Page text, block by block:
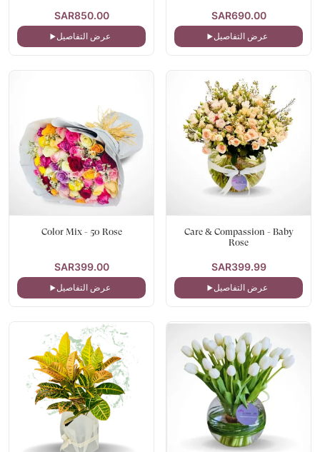
SAR690.00
عرض التفاصيل
SAR850.00
عرض التفاصيل
Care & Compassion - Baby
Rose
SAR399.99
عرض التفاصيل
Color Mix - 50 Rose
SAR399.00
عرض التفاصيل